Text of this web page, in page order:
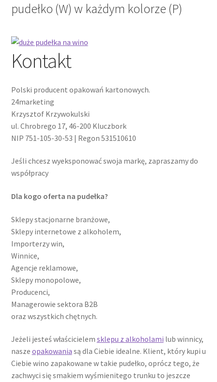
pudełko (W) w każdym kolorze (P)
Kontakt
Polski producent opakowań kartonowych.
24marketing
Krzysztof Krzywokulski
ul. Chrobrego 17, 46-200 Kluczbork
NIP 751-105-30-53 | Regon 531510610
Jeśli chcesz wyeksponować swoja markę, zapraszamy do
współpracy
Dla kogo oferta na pudełka?
Sklepy stacjonarne branżowe,
Sklepy internetowe z alkoholem,
Importerzy win,
Winnice,
Agencje reklamowe,
Sklepy monopolowe,
Producenci,
Managerowie sektora B2B
oraz wszystkich chętnych.
Jeżeli jesteś właścicielem sklepu z alkoholami lub winnicy,
nasze opakowania są dla Ciebie idealne. Klient, który kupi u
Ciebie wino zapakowane w takie pudełko, oprócz tego, że
zachwyci się smakiem wyśmienitego trunku to jeszcze